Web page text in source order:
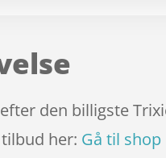
den billigste
her: Gå til shop